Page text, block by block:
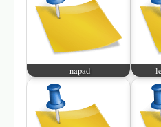
napad